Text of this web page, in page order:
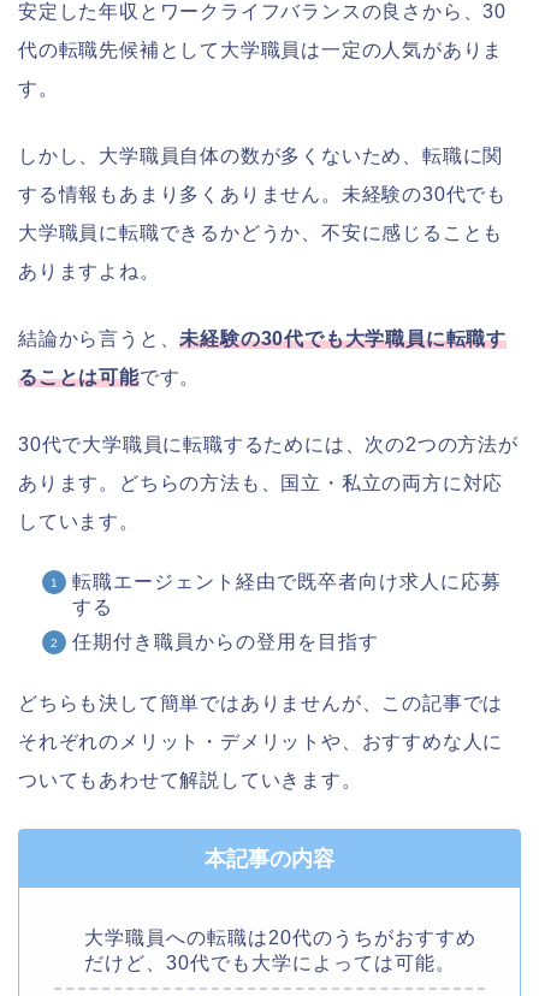
安定した年収とワークライフバランスの良さから、30
代の転職先候補として大学職員は一定の人気がありま
す。
しかし、大学職員自体の数が多くないため、転職に関
する情報もあまり多くありません。未経験の30代でも
大学職員に転職できるかどうか、不安に感じることも
ありますよね。
結論から言うと、未経験の30代でも大学職員に転職す
ることは可能です。
30代で大学職員に転職するためには、次の2つの方法が
あります。どちらの方法も、国立・私立の両方に対応
しています。
転職エージェント経由で既卒者向け求人に応募
する
任期付き職員からの登用を目指す
どちらも決して簡単ではありませんが、この記事では
それぞれのメリット・デメリットや、おすすめな人に
ついてもあわせて解説していきます。
本記事の内容
大学職員への転職は20代のうちがおすすめ
だけど、30代でも大学によっては可能。